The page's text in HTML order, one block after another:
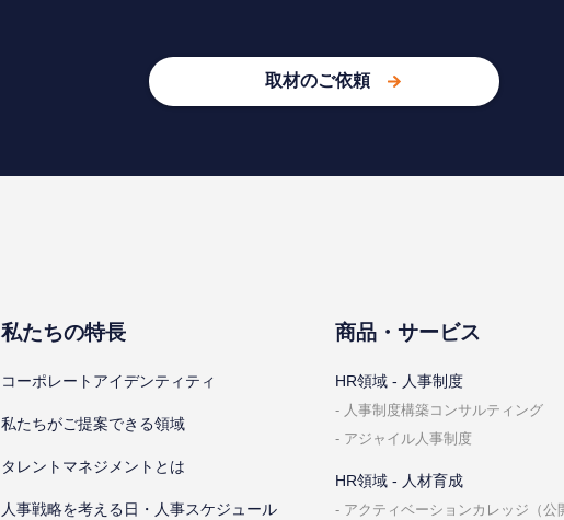
取材のご依頼
私たちの特⻑
コーポレートアイデンティティ
私たちがご提案できる領域
タレントマネジメントとは
⼈事戦略を考える⽇・⼈事スケジュール
商品・サービス
HR領域 - ⼈事制度
⼈事制度構築コンサルティング
アジャイル⼈事制度
HR領域 - ⼈材育成
アクティベーションカレッジ（公